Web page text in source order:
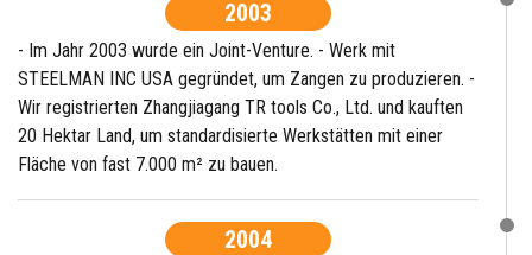
2003
- Im Jahr 2003 wurde ein Joint-Venture. - Werk mit
STEELMAN INC USA gegründet, um Zangen zu produzieren. -
Wir registrierten Zhangjiagang TR tools Co., Ltd. und kauften
20 Hektar Land, um standardisierte Werkstätten mit einer
Fläche von fast 7.000 m² zu bauen.
2004